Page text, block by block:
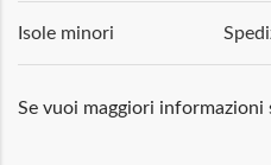
Isole minori
Se vuoi maggiori informazioni